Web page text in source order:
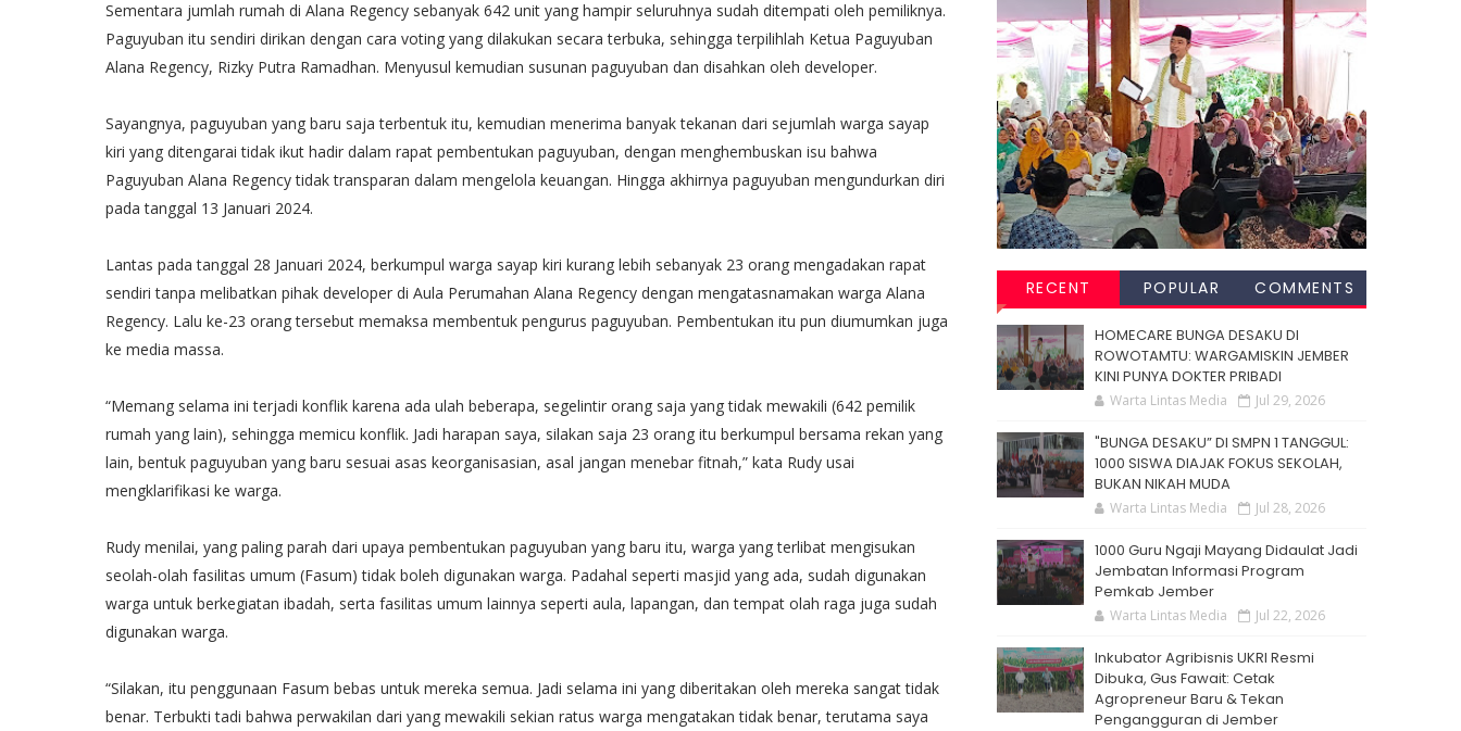
Sementara jumlah rumah di Alana Regency sebanyak 642 unit yang hampir seluruhnya sudah ditempati oleh pemiliknya.
Paguyuban itu sendiri dirikan dengan cara voting yang dilakukan secara terbuka, sehingga terpilihlah Ketua Paguyuban
Alana Regency, Rizky Putra Ramadhan. Menyusul kemudian susunan paguyuban dan disahkan oleh developer.
Sayangnya, paguyuban yang baru saja terbentuk itu, kemudian menerima banyak tekanan dari sejumlah warga sayap
kiri yang ditengarai tidak ikut hadir dalam rapat pembentukan paguyuban, dengan menghembuskan isu bahwa
Paguyuban Alana Regency tidak transparan dalam mengelola keuangan. Hingga akhirnya paguyuban mengundurkan diri
pada tanggal 13 Januari 2024.
Lantas pada tanggal 28 Januari 2024, berkumpul warga sayap kiri kurang lebih sebanyak 23 orang mengadakan rapat
sendiri tanpa melibatkan pihak developer di Aula Perumahan Alana Regency dengan mengatasnamakan warga Alana
Regency. Lalu ke-23 orang tersebut memaksa membentuk pengurus paguyuban. Pembentukan itu pun diumumkan juga
ke media massa.
“Memang selama ini terjadi konflik karena ada ulah beberapa, segelintir orang saja yang tidak mewakili (642 pemilik
rumah yang lain), sehingga memicu konflik. Jadi harapan saya, silakan saja 23 orang itu berkumpul bersama rekan yang
lain, bentuk paguyuban yang baru sesuai asas keorganisasian, asal jangan menebar fitnah,” kata Rudy usai
mengklarifikasi ke warga.
Rudy menilai, yang paling parah dari upaya pembentukan paguyuban yang baru itu, warga yang terlibat mengisukan
seolah-olah fasilitas umum (Fasum) tidak boleh digunakan warga. Padahal seperti masjid yang ada, sudah digunakan
warga untuk berkegiatan ibadah, serta fasilitas umum lainnya seperti aula, lapangan, dan tempat olah raga juga sudah
digunakan warga.
“Silakan, itu penggunaan Fasum bebas untuk mereka semua. Jadi selama ini yang diberitakan oleh mereka sangat tidak
benar. Terbukti tadi bahwa perwakilan dari yang mewakili sekian ratus warga mengatakan tidak benar, terutama saya
RECENT POPULAR COMMENTS
HOMECARE BUNGA DESAKU DI
ROWOTAMTU: WARGAMISKIN JEMBER
KINI PUNYA DOKTER PRIBADI
Warta Lintas Media Jul 29, 2026
"BUNGA DESAKU” DI SMPN 1 TANGGUL:
1000 SISWA DIAJAK FOKUS SEKOLAH,
BUKAN NIKAH MUDA
Warta Lintas Media Jul 28, 2026
1000 Guru Ngaji Mayang Didaulat Jadi
Jembatan Informasi Program
Pemkab Jember
Warta Lintas Media Jul 22, 2026
Inkubator Agribisnis UKRI Resmi
Dibuka, Gus Fawait: Cetak
Agropreneur Baru & Tekan
Pengangguran di Jember